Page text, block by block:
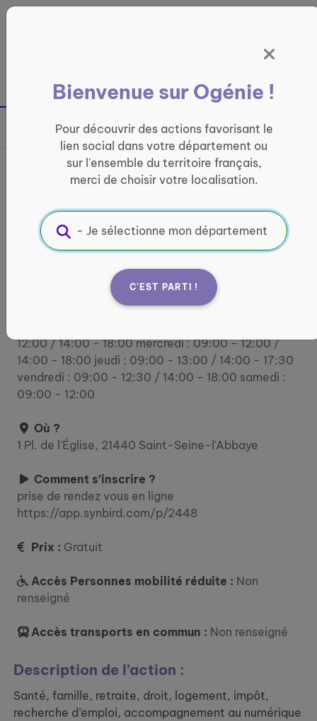
France entière
Bienvenue sur Ogénie !
Pour découvrir des actions favorisant le
lien social dans votre département ou
sur l'ensemble du territoire français,
merci de choisir votre localisation.
C'EST PARTI !
Partager sur
France services de Saint-
Seine l’Abbaye
INFORMATIQUE ET ACCÈS AUX DROITS
Informations pratiques :
12:00 / 14:00 - 18:00 mercredi : 09:00 - 12:00 /
14:00 - 18:00 jeudi : 09:00 - 13:00 / 14:00 - 17:30
vendredi : 09:00 - 12:30 / 14:00 - 18:00 samedi :
09:00 - 12:00
Où ?
1 Pl. de l'Église, 21440 Saint-Seine-l'Abbaye
Comment s’inscrire ?
prise de rendez vous en ligne
https://app.synbird.com/p/2448
Prix : Gratuit
Accès Personnes mobilité réduite : Non
renseigné
Accès transports en commun : Non renseigné
Description de l’action :
Santé, famille, retraite, droit, logement, impôt,
recherche d’emploi, accompagnement au numérique
Panneau de gestion des cookies